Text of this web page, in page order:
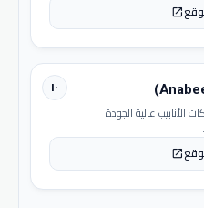
open_in_new
١٠
الأنابيب عالية الجودة
open_in_new